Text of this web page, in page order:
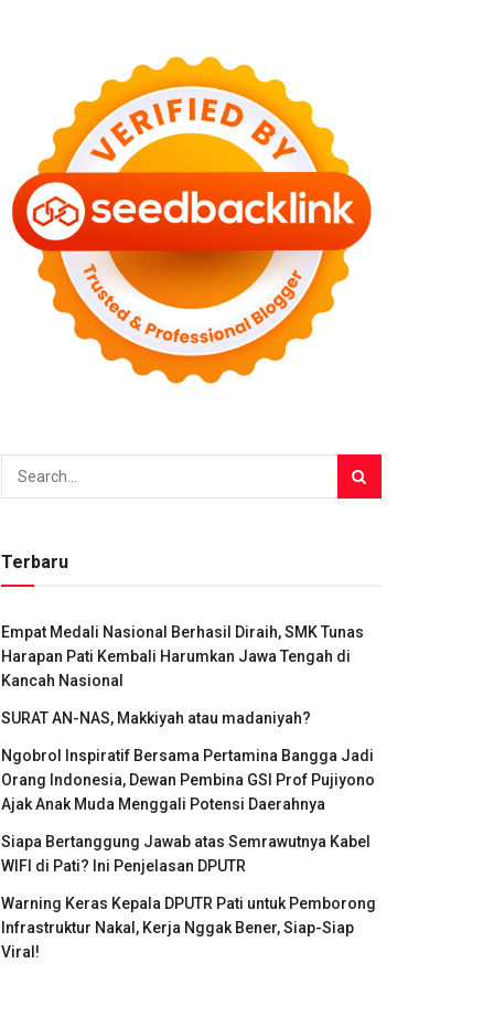
Terbaru
Empat Medali Nasional Berhasil Diraih, SMK Tunas
Harapan Pati Kembali Harumkan Jawa Tengah di
Kancah Nasional
SURAT AN-NAS, Makkiyah atau madaniyah?
Ngobrol Inspiratif Bersama Pertamina Bangga Jadi
Orang Indonesia, Dewan Pembina GSI Prof Pujiyono
Ajak Anak Muda Menggali Potensi Daerahnya
Siapa Bertanggung Jawab atas Semrawutnya Kabel
WIFI di Pati? Ini Penjelasan DPUTR
Warning Keras Kepala DPUTR Pati untuk Pemborong
Infrastruktur Nakal, Kerja Nggak Bener, Siap-Siap
Viral!